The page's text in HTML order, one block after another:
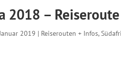
2018 –
2019 | Reiserouten + Infos,